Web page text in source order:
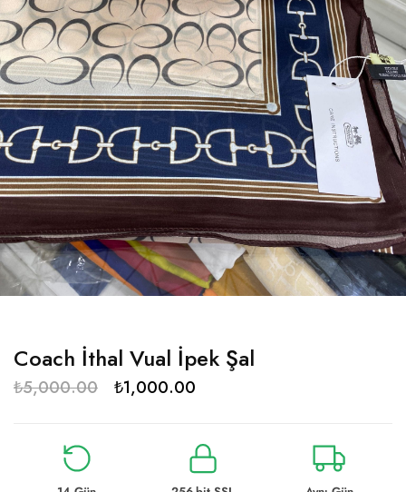
Coach İthal Vual İpek Şal
₺5,000.00 ₺1,000.00